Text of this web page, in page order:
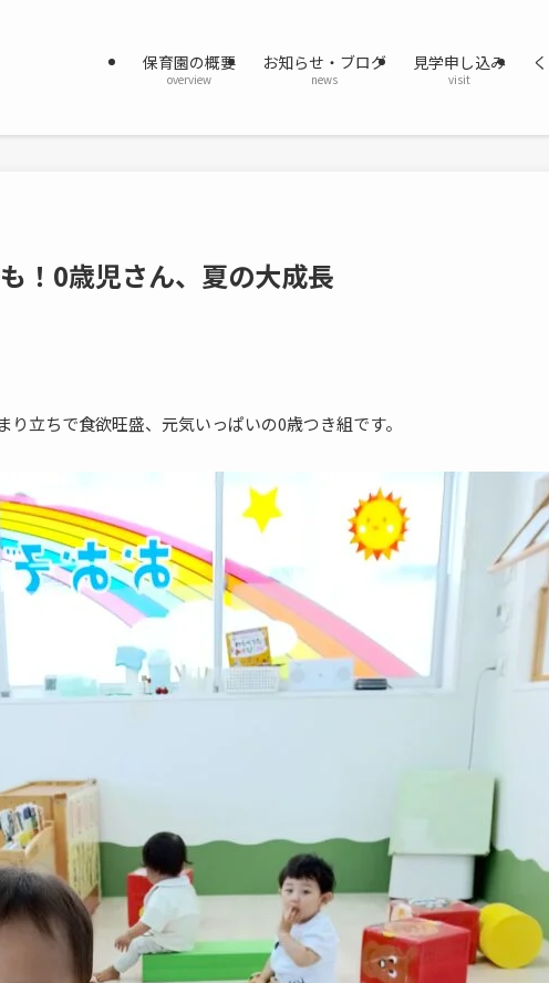
保育園の概要
overview
お知らせ・ブログ
news
見学申し込み
visit
！0歳児さん、夏の大成長
立ちで食欲旺盛、元気いっぱいの0歳つき組です。